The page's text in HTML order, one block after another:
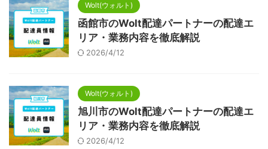
Wolt(ウォルト)
函館市のWolt配達パートナーの配達エ
リア・業務内容を徹底解説
2026/4/12
Wolt(ウォルト)
旭川市のWolt配達パートナーの配達エ
リア・業務内容を徹底解説
2026/4/12